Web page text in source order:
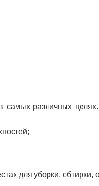
самых различных
для уборки,